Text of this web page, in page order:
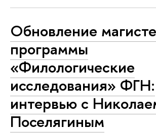
Обновление
программы
«Филологические
исследования» ФГН:
интервью с
Поселягиным